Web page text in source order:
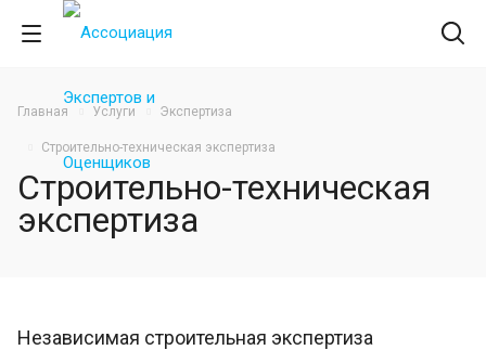
Главная Услуги Экспертиза
Строительно-техническая экспертиза
Строительно-техническая
экспертиза
Независимая строительная экспертиза